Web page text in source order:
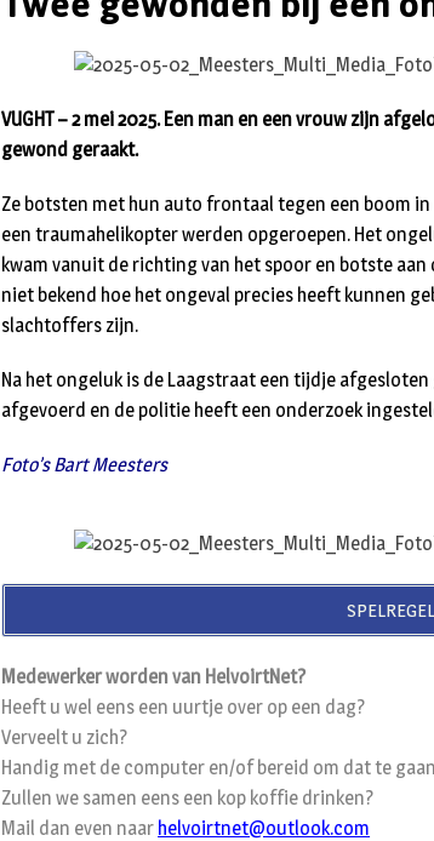
VUGHT – 2 mei 2025. Een man en een vrouw zijn
gewond geraakt.
Ze botsten met hun auto frontaal tegen een boom
een traumahelikopter werden opgeroepen. Het
kwam vanuit de richting van het spoor en botste
niet bekend hoe het ongeval precies heeft kunnen
slachtoffers zijn.
Na het ongeluk is de Laagstraat een tijdje
afgevoerd en de politie heeft een onderzoek
Foto’s Bart Meesters
Medewerker worden van HelvoirtNet?
Heeft u wel eens een uurtje over op een dag?
Verveelt u zich?
Handig met de computer en/of bereid om dat te
Zullen we samen eens een kop koffie drinken?
Mail dan even naar helvoirtnet@outlook.com